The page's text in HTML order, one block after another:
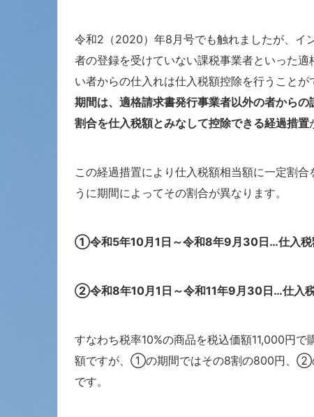
令和2（2020）年8月号でも触れましたが、イ
者の登録を受けていない課税事業者といった
い者からの仕入れは仕入税額控除を行うことが
期間は、適格請求書発行事業者以外の者から
割合を仕入税額とみなして控除できる経過措置
この経過措置により仕入税額相当額に一定割
うに期間によってその割合が異なります。
①令和5年10月1日～令和8年9月30日…仕入税
②令和8年10月1日～令和11年9月30日…仕入
すなわち税率10%の商品を税込価額11,000円
額ですが、①の期間ではその8割の800円、②
です。